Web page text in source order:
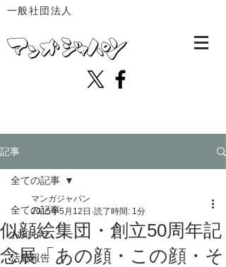
一般社団法人
記事
全ての記事
お知らせ
活動報告
全ての記事
似顔絵集団・創立50周年記
念展「あの顔・この顔・そ
マンガジャパン
2015年5月12日 読了時間: 1分